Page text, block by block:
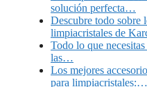
solución perfecta…
Descubre todo sobre
limpiacristales de
Todo lo que necesitas
las…
Los mejores
para limpiacristales:…